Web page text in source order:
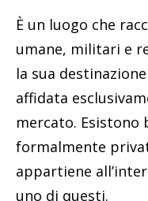
È un luogo che
umane, militari e
la sua
affidata
mercato. Esistono
formalmente
appartiene
uno di questi.